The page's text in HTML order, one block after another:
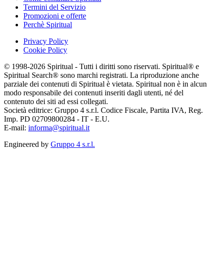
Termini del Servizio
Promozioni e offerte
Perchè Spiritual
Privacy Policy
Cookie Policy
© 1998-2026 Spiritual - Tutti i diritti sono riservati. Spiritual® e
Spiritual Search® sono marchi registrati. La riproduzione anche
parziale dei contenuti di Spiritual è vietata. Spiritual non è in alcun
modo responsabile dei contenuti inseriti dagli utenti, né del
contenuto dei siti ad essi collegati.
Società editrice: Gruppo 4 s.r.l. Codice Fiscale, Partita IVA, Reg.
Imp. PD 02709800284 - IT - E.U.
E-mail: informa@spiritual.it
Engineered by Gruppo 4 s.r.l.